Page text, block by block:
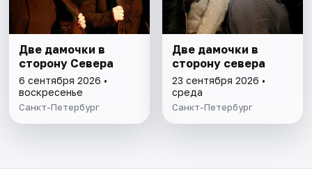
Две дамочки в
сторону Севера
6 сентября 2026 •
воскресенье
Санкт-Петербург
Две дамочки в
сторону севера
23 сентября 2026 •
среда
Санкт-Петербург